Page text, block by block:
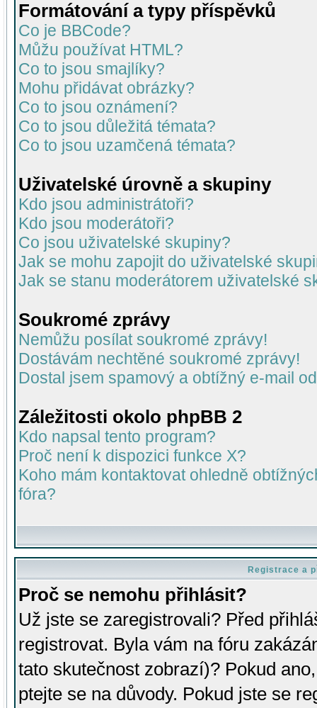
Formátování a typy příspěvků
Co je BBCode?
Můžu používat HTML?
Co to jsou smajlíky?
Mohu přidávat obrázky?
Co to jsou oznámení?
Co to jsou důležitá témata?
Co to jsou uzamčená témata?
Uživatelské úrovně a skupiny
Kdo jsou administrátoři?
Kdo jsou moderátoři?
Co jsou uživatelské skupiny?
Jak se mohu zapojit do uživatelské
Jak se stanu moderátorem uživatelské
Soukromé zprávy
Nemůžu posílat soukromé zprávy!
Dostávám nechtěné soukromé zprávy!
Dostal jsem spamový a obtížný e-mail
Záležitosti okolo phpBB 2
Kdo napsal tento program?
Proč není k dispozici funkce X?
Koho mám kontaktovat ohledně
fóra?
Registrace a
Proč se nemohu přihlásit?
Už jste se zaregistrovali? Před
registrovat. Byla vám na fóru
tato skutečnost zobrazí)? Pokud
ptejte se na důvody. Pokud jste se